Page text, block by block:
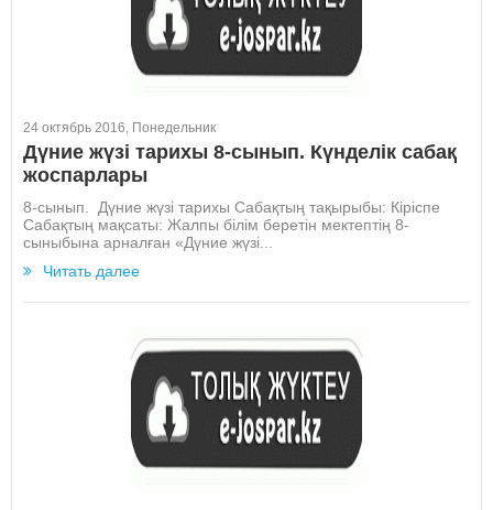
24 октябрь 2016, Понедельник
Дүние жүзі тарихы 8-сынып. Күнделік сабақ
жоспарлары
8-сынып. Дүние жүзі тарихы Сабақтың тақырыбы: Кіріспе
Сабақтың мақсаты: Жалпы білім беретін мектептің 8-
сыныбына арналған «Дүние жүзі...
Читать далее